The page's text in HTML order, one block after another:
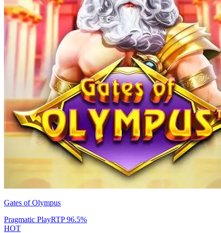
Gates of Olympus
Pragmatic PlayRTP96.5%
HOT